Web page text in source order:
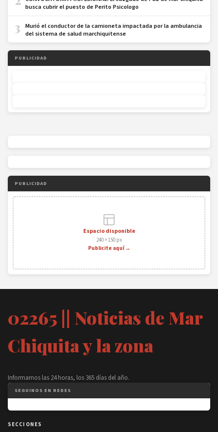
busca cubrir el puesto de Perito Psicologo
3
Murió el conductor de la camioneta impactada por la ambulancia
del sistema de salud marchiquitense
PUBLICIDAD
PUBLICIDAD
Espacio disponible
240 × 150 px
Publicite aquí →
02265 || Noticias de Mar
Chiquita y la zona
Informamos las 24 horas, los 365 días del año.
SEGUINOS EN REDES
SECCIONES